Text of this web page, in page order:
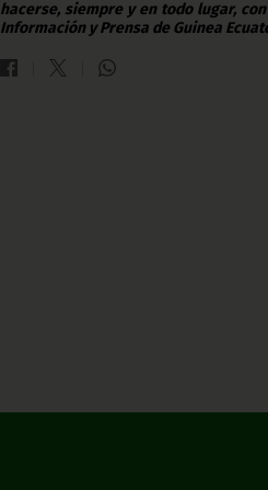
hacerse, siempre y en todo lugar,
Información y Prensa de Guinea